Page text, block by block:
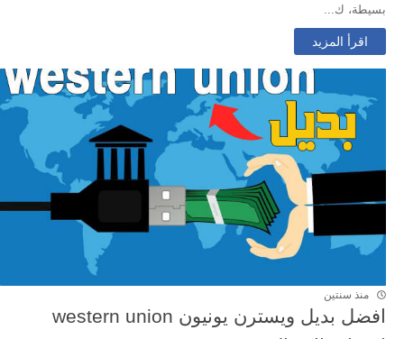
بسيطة، ك...
اقرأ المزيد
منذ سنتين
افضل بديل ويسترن يونيون western union